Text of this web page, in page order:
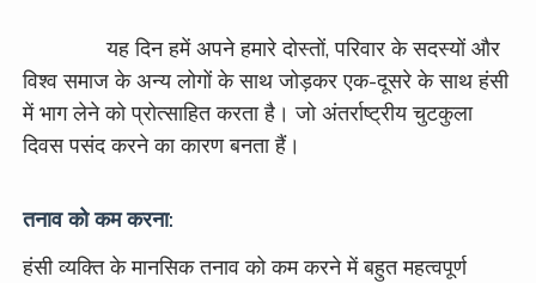
यह दिन हमें अपने हमारे दोस्तों, परिवार के सदस्यों और
विश्व समाज के अन्य लोगों के साथ जोड़कर एक-दूसरे के साथ हंसी
में भाग लेने को प्रोत्साहित करता है। जो अंतर्राष्ट्रीय चुटकुला
दिवस पसंद करने का कारण बनता हैं।
तनाव को कम करना:
हंसी व्यक्ति के मानसिक तनाव को कम करने में बहुत महत्वपूर्ण